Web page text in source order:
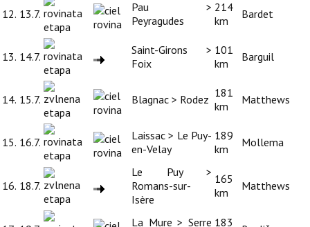
12. 13.7.
Pau >
Peyragudes
214
km
Bardet
13. 14.7.
Saint-Girons >
Foix
101
km
Barguil
14. 15.7. Blagnac > Rodez 181
km
Matthews
15. 16.7.
Laissac > Le Puy-
en-Velay
189
km
Mollema
16. 18.7.
Le Puy >
Romans-sur-
Isère
165
km
Matthews
La Mure > Serre 183